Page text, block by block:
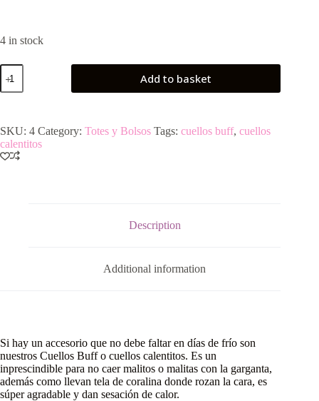
4 in stock
Cuello
Buff
Estrellas
Add to basket
SKU: 4 Category: Totes y Bolsos Tags: cuellos buff, cuellos
calentitos
Description
Additional information
Si hay un accesorio que no debe faltar en días de frío son
nuestros Cuellos Buff o cuellos calentitos. Es un
inprescindible para no caer malitos o malitas con la garganta,
además como llevan tela de coralina donde rozan la cara, es
súper agradable y dan sesación de calor.